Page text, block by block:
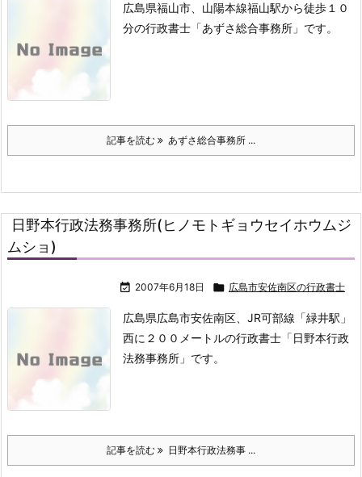
広島県福山市、山陽本線福山駅から徒歩１０
分の行政書士「あずさ総合事務所」です。
記事を読む あずさ総合事務所 ...
日野本行政法務事務所(ヒノモトギョウセイホウムジ
ムショ)
 2007年6月18日  広島市安佐南区の行政書士
広島県広島市安佐南区、JR可部線「緑井駅」
西に２００メートルの行政書士「日野本行政
法務事務所」です。
記事を読む 日野本行政法務事 ...